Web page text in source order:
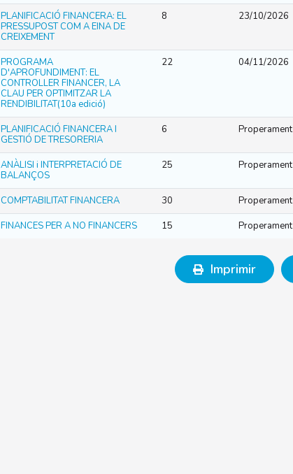
PLANIFICACIÓ FINANCERA: EL
PRESSUPOST COM A EINA DE
CREIXEMENT
8 23/10/2026
PROGRAMA
D'APROFUNDIMENT: EL
CONTROLLER FINANCER, LA
CLAU PER OPTIMITZAR LA
RENDIBILITAT(10a edició)
22 04/11/2026
PLANIFICACIÓ FINANCERA I
GESTIÓ DE TRESORERIA
6 Properament
ANÀLISI i INTERPRETACIÓ DE
BALANÇOS
25 Properament
COMPTABILITAT FINANCERA 30 Properament
FINANCES PER A NO FINANCERS
15 Properament
Imprimir